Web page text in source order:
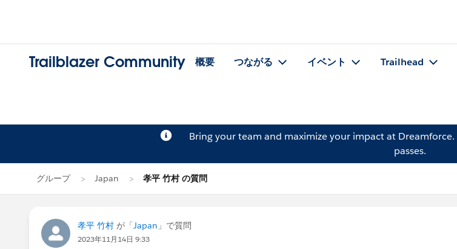
Trailblazer Community 概要 つながる イベント Trailhead
Bring your team and maximize your impact at Dreamforce.
passes.
グループ Japan 孝平 竹村 の質問
孝平 竹村 が「Japan 」で質問
2023年11月14日 9:33